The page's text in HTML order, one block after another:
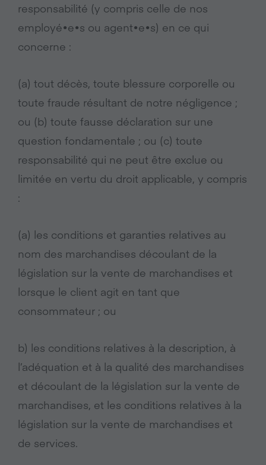
responsabilité (y compris celle de nos
employé•e•s ou agent•e•s) en ce qui
concerne :
(a) tout décès, toute blessure corporelle ou
toute fraude résultant de notre négligence ;
ou (b) toute fausse déclaration sur une
question fondamentale ; ou (c) toute
responsabilité qui ne peut être exclue ou
limitée en vertu du droit applicable, y compris
:
(a) les conditions et garanties relatives au
nom des marchandises découlant de la
législation sur la vente de marchandises et
lorsque le client agit en tant que
consommateur ; ou
b) les conditions relatives à la description, à
l’adéquation et à la qualité des marchandises
et découlant de la législation sur la vente de
marchandises, et les conditions relatives à la
législation sur la vente de marchandises et
de services.